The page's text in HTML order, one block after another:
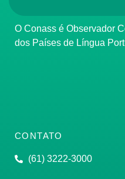
O Conass é Observador Consultivo da Comunidade
dos Países de Língua
CONTATO
(61) 3222-3000